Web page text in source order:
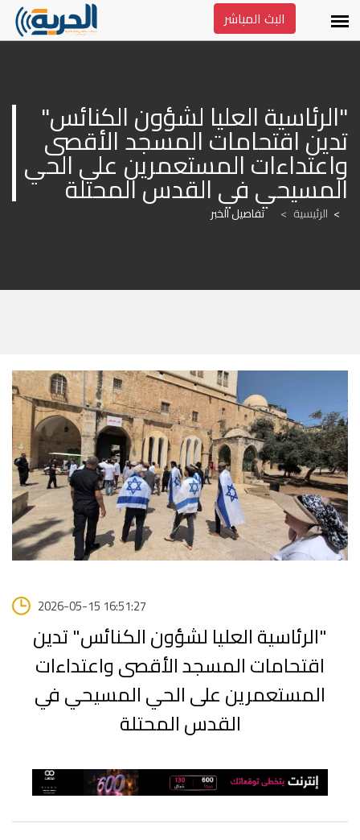
البث المباشر
المسيحي في القدس المحتلة
الرئيسية > تفاصيل الخبر
2026-05-15 16:51:27
"الرئاسية العليا لشؤون الكنائس" تدين
اقتحامات المسجد الأقصى واعتداءات
المستعمرين على الحي المسيحي في
القدس المحتلة